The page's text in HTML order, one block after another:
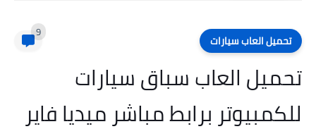
تحميل العاب سيارات 9
تحميل العاب سباق سيارات
للكمبيوتر برابط مباشر ميديا فاير